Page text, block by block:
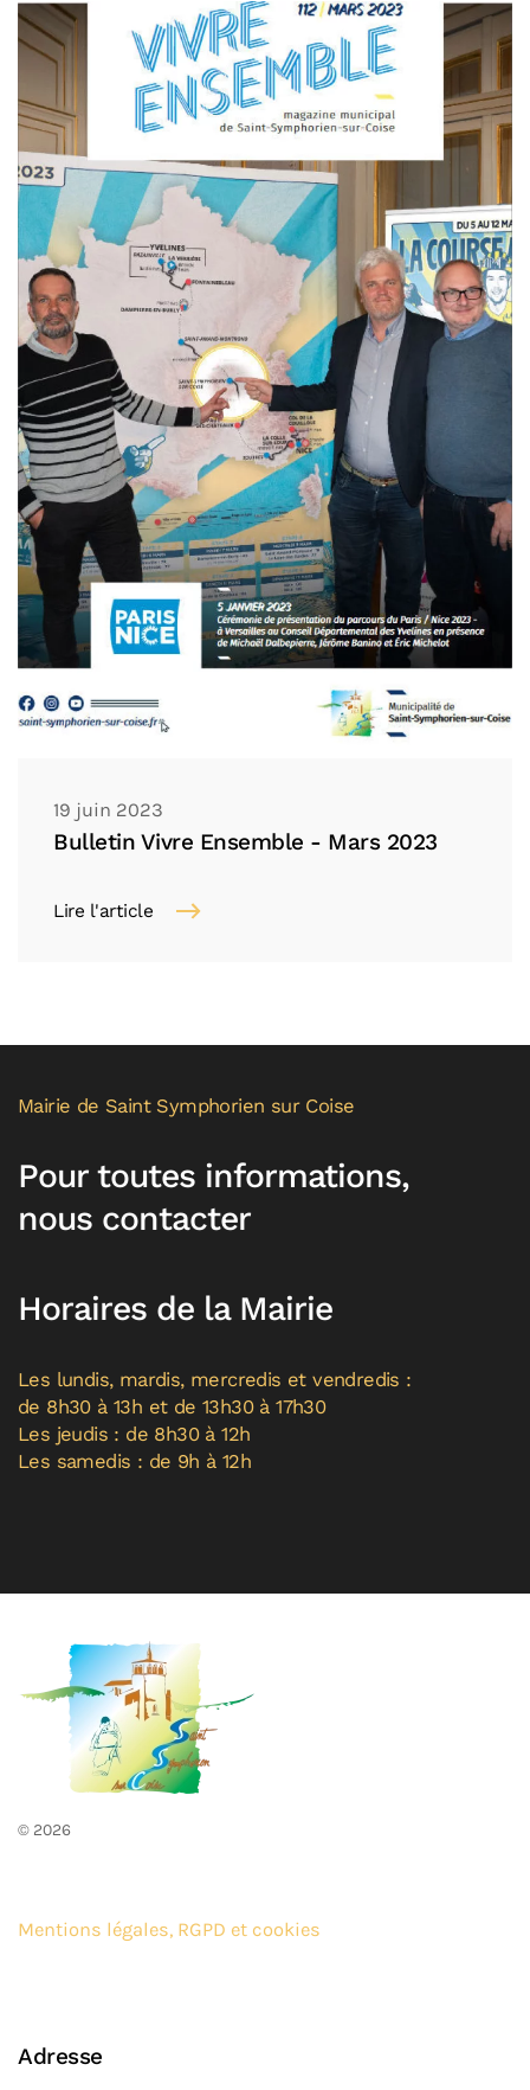
19 juin 2023
Bulletin Vivre Ensemble - Mars 2023
Lire l'article
Mairie de Saint Symphorien sur Coise
Pour toutes informations,
nous contacter
Horaires de la Mairie
Les lundis, mardis, mercredis et vendredis :
de 8h30 à 13h et de 13h30 à 17h30
Les jeudis : de 8h30 à 12h
Les samedis : de 9h à 12h
© 2026
Mentions légales, RGPD et cookies
Adresse